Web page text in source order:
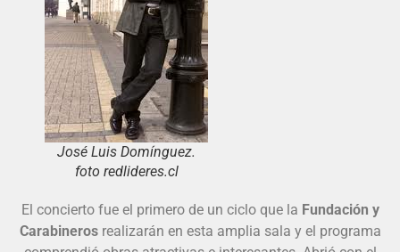
José Luis Domínguez.
foto redlideres.cl
El concierto fue el primero de un ciclo que la Fundación y
Carabineros realizarán en esta amplia sala y el programa